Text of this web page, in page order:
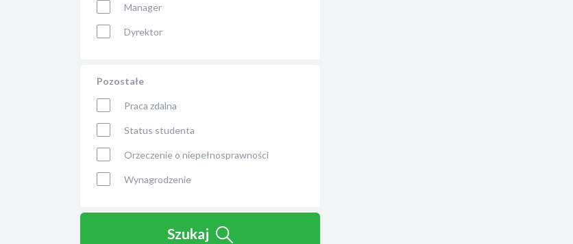
Manager
Dyrektor
Pozostałe
Praca zdalna
Status studenta
Orzeczenie o niepełnosprawności
Wynagrodzenie
Szukaj